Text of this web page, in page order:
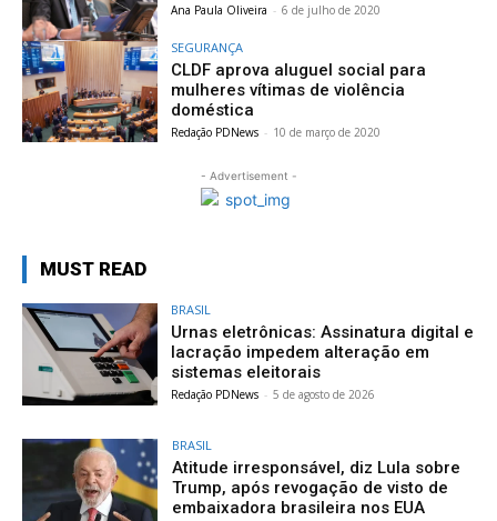
Ana Paula Oliveira - 6 de julho de 2020
SEGURANÇA
CLDF aprova aluguel social para
mulheres vítimas de violência
doméstica
Redação PDNews - 10 de março de 2020
- Advertisement -
MUST READ
BRASIL
Urnas eletrônicas: Assinatura digital e
lacração impedem alteração em
sistemas eleitorais
Redação PDNews - 5 de agosto de 2026
BRASIL
Atitude irresponsável, diz Lula sobre
Trump, após revogação de visto de
embaixadora brasileira nos EUA